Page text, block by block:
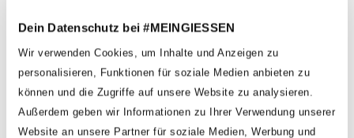
Dein Datenschutz bei #MEINGIESSEN
Wir verwenden Cookies, um Inhalte und Anzeigen zu
personalisieren, Funktionen für soziale Medien anbieten zu
können und die Zugriffe auf unsere Website zu analysieren.
Außerdem geben wir Informationen zu Ihrer Verwendung unserer
Website an unsere Partner für soziale Medien, Werbung und
Fotowettbewerb Abstimmung
Archiv
Einsendungen 2025
Einsendungen 2024
Einsendungen 2023
Einsendungen 2022
Einsendungen 2021
Onlineshop